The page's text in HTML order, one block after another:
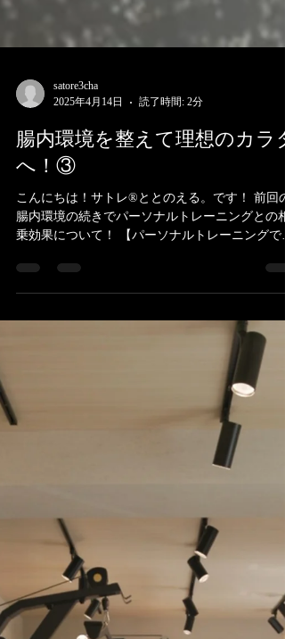
satore3cha
2025年4月14日
腸内環境を整えて理想のカラダ
へ！③
こんにちは！サトレ®ととのえる。です！ 前回の
の働きを活性化】 運動不足は腸内環境の悪化に
ながります．．． そこで、パーソナルトレーニ
グを取り入れることで、腸の働きをさらに活性化